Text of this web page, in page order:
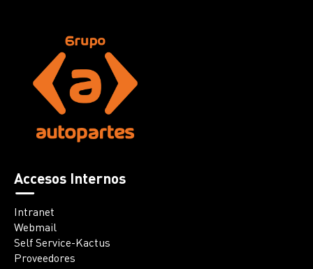
Accesos Internos
Intranet
Webmail
Self Service-Kactus
Proveedores